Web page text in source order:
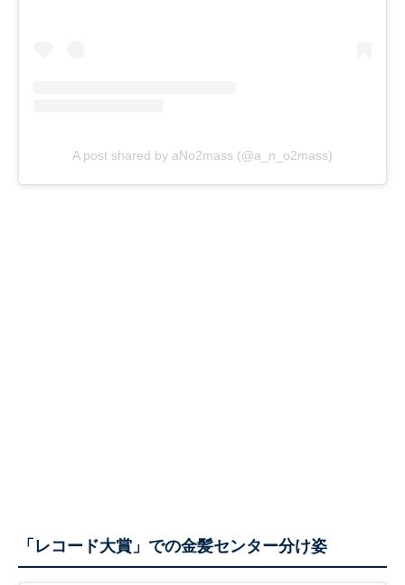
A post shared by aNo2mass (@a_n_o2mass)
「レコード大賞」での金髪センター分け姿